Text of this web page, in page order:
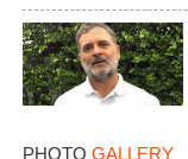
PHOTO GALLERY